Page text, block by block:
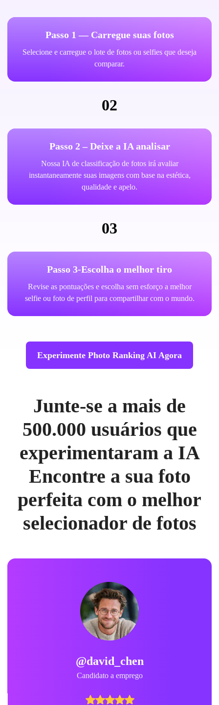
Passo 1 — Carregue suas fotos
Selecione e carregue o lote de fotos ou selfies que deseja
comparar.
02
Passo 2 – Deixe a IA analisar
Nossa IA de classificação de fotos irá avaliar
instantaneamente suas imagens com base na estética,
qualidade e apelo.
03
Passo 3-Escolha o melhor tiro
Revise as pontuações e escolha sem esforço a melhor
selfie ou foto de perfil para compartilhar com o mundo.
Experimente Photo Ranking AI Agora
Junte-se a mais de
500.000 usuários que
experimentaram a IA
Encontre a sua foto
perfeita com o melhor
selecionador de fotos
@david_chen
Candidato a emprego